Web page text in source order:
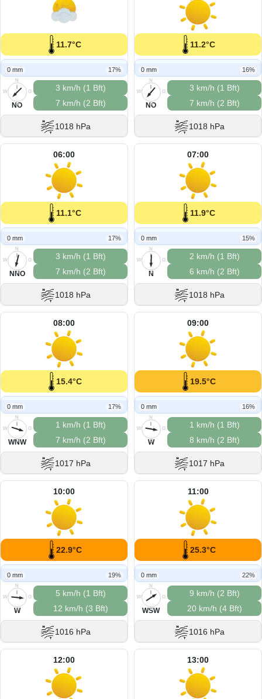
11.7°C
0 mm 17%
N
O
S
W
NO
3 km/h (1 Bft)
7 km/h (2 Bft)
1018 hPa
11.2°C
0 mm 16%
N
O
S
W
NO
3 km/h (1 Bft)
7 km/h (2 Bft)
1018 hPa
06:00
11.1°C
0 mm 17%
N
O
S
W
NNO
3 km/h (1 Bft)
7 km/h (2 Bft)
1018 hPa
07:00
11.9°C
0 mm 15%
N
O
S
W
N
2 km/h (1 Bft)
6 km/h (2 Bft)
1018 hPa
08:00
15.4°C
0 mm 17%
N
O
S
W
WNW
1 km/h (1 Bft)
7 km/h (2 Bft)
1017 hPa
09:00
19.5°C
0 mm 16%
N
O
S
W
W
1 km/h (1 Bft)
8 km/h (2 Bft)
1017 hPa
10:00
22.9°C
0 mm 19%
N
O
S
W
W
5 km/h (1 Bft)
12 km/h (3 Bft)
1016 hPa
11:00
25.3°C
0 mm 22%
N
O
S
W
WSW
9 km/h (2 Bft)
20 km/h (4 Bft)
1016 hPa
12:00 13:00